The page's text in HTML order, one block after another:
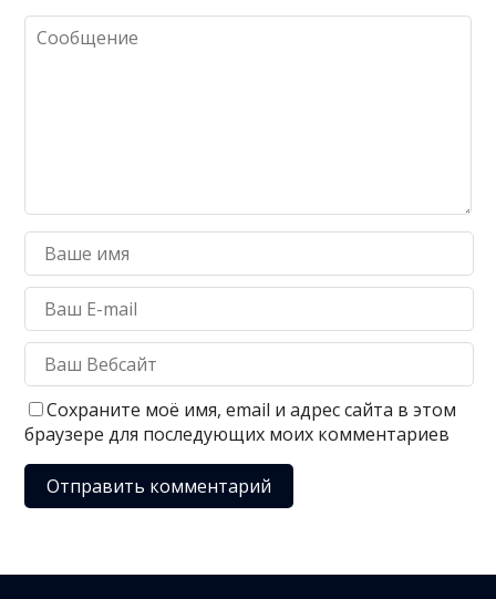
Сохраните моё имя, email и адрес сайта в этом
браузере для последующих моих комментариев